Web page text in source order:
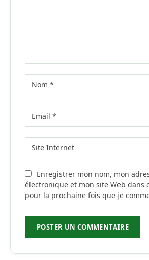
Enregistrer mon nom, mon
électronique et mon site Web dans
pour la prochaine fois que je